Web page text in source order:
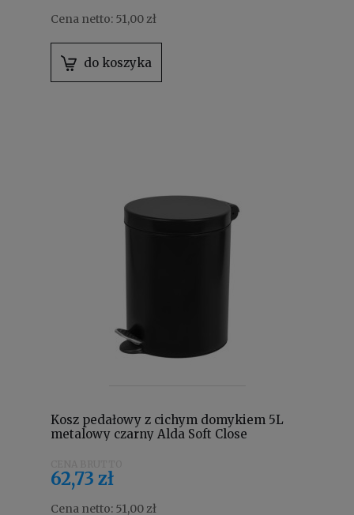
Cena netto: 51,00 zł
do koszyka
Kosz pedałowy z cichym domykiem 5L
metalowy czarny Alda Soft Close
62,73 zł
Cena netto: 51,00 zł